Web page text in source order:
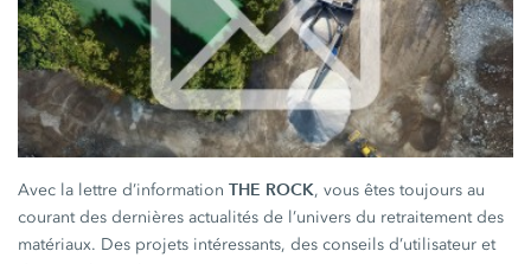
Avec la lettre d’informationTHE ROCK, vous êtes toujours au
courant des dernières actualités de l’univers du retraitement des
matériaux. Des projets intéressants, des conseils d’utilisateur et